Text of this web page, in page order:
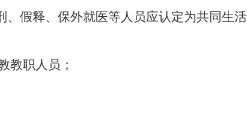
假释、保外就医等人员应认定为共同生活
教职人员；